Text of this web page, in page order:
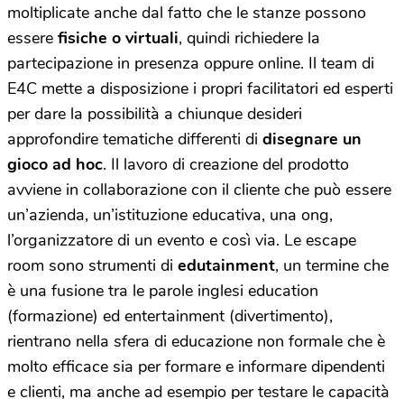
moltiplicate anche dal fatto che le stanze possono
essere fisiche o virtuali, quindi richiedere la
partecipazione in presenza oppure online. Il team di
E4C mette a disposizione i propri facilitatori ed esperti
per dare la possibilità a chiunque desideri
approfondire tematiche differenti di disegnare un
gioco ad hoc. Il lavoro di creazione del prodotto
avviene in collaborazione con il cliente che può essere
un’azienda, un’istituzione educativa, una ong,
l’organizzatore di un evento e così via. Le escape
room sono strumenti di edutainment, un termine che
è una fusione tra le parole inglesi education
(formazione) ed entertainment (divertimento),
rientrano nella sfera di educazione non formale che è
molto efficace sia per formare e informare dipendenti
e clienti, ma anche ad esempio per testare le capacità